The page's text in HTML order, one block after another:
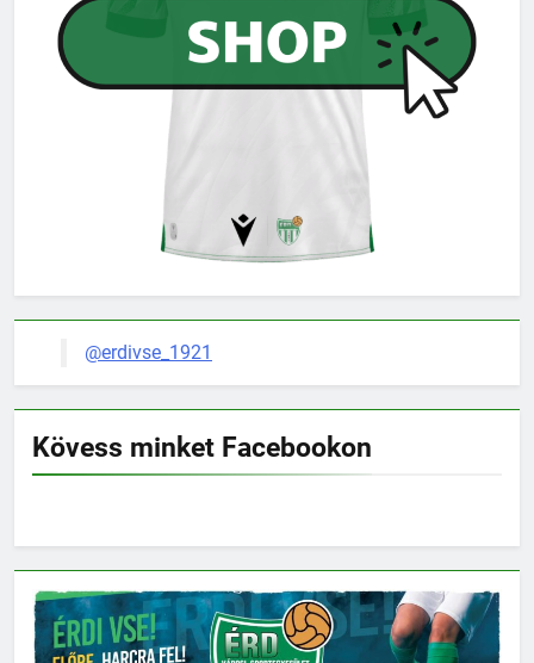
@erdivse_1921
Kövess minket Facebookon